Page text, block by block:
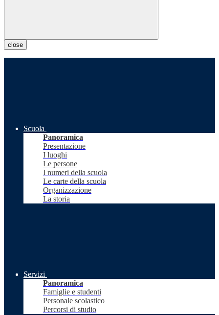
close
Scuola
Panoramica
Presentazione
I luoghi
Le persone
I numeri della scuola
Le carte della scuola
Organizzazione
La storia
Servizi
Panoramica
Famiglie e studenti
Personale scolastico
Percorsi di studio